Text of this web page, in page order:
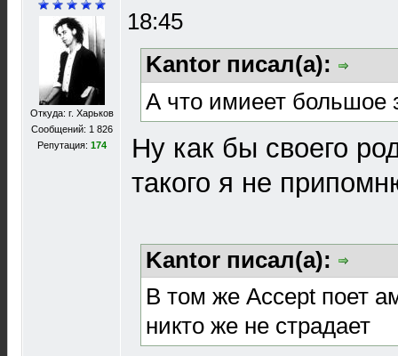
Откуда: г. Харьков
Сообщений: 1 826
Репутация: 174
18:45
Kantor писал(а):
А что имиеет большое
Ну как бы своего
такого я не
Kantor писал(а):
В том же Accept поет
никто же не страдает